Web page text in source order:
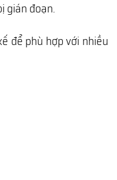
gián đoạn.
để phù hợp với nhiều